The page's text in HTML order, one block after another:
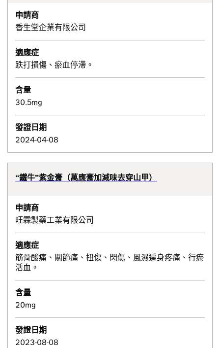
申請商
香生堂企業有限公司
適應症
跌打損傷、瘀血停滯。
含量
30.5mg
發證日期
2024-04-08
“鐵牛”紫金膏（萬應膏加減味去穿山甲）
申請商
旺霖製藥工業有限公司
適應症
筋骨酸痛、關節痛、扭傷、閃傷、風濕遍身疼痛、行瘀
活血。
含量
20mg
發證日期
2023-08-08